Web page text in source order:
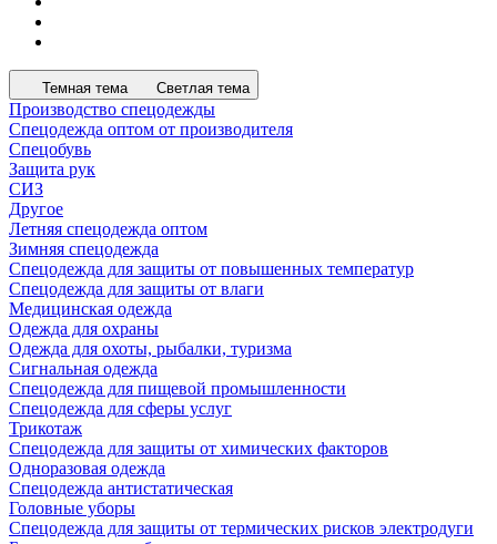
Темная тема Светлая тема
Производство спецодежды
Спецодежда оптом от производителя
Спецобувь
Защита рук
СИЗ
Другое
Летняя спецодежда оптом
Зимняя спецодежда
Спецодежда для защиты от повышенных температур
Спецодежда для защиты от влаги
Медицинская одежда
Одежда для охраны
Одежда для охоты, рыбалки, туризма
Сигнальная одежда
Спецодежда для пищевой промышленности
Спецодежда для сферы услуг
Трикотаж
Спецодежда для защиты от химических факторов
Одноразовая одежда
Спецодежда антистатическая
Головные уборы
Спецодежда для защиты от термических рисков электродуги